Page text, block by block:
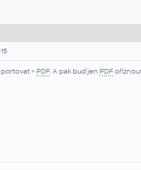
> PDF. A pak buď jen PDF